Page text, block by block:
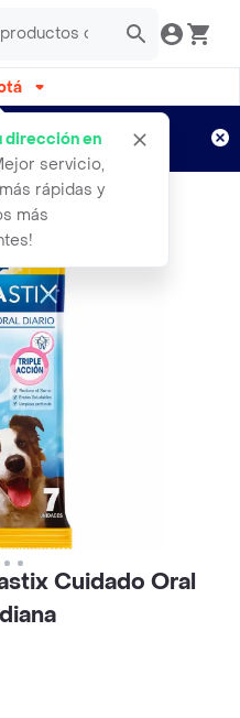
dirección en
servicio,
rápidas y
más
Aplican TyC
Cuidado Oral